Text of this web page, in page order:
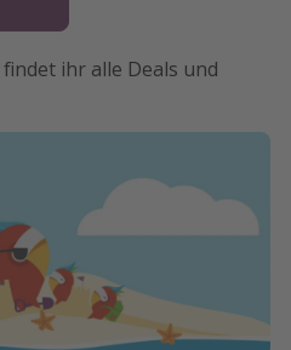
findet ihr alle Deals und